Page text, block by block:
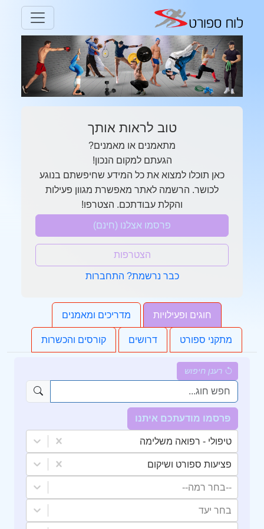
טוב לראות אותך
מתאמנים או מאמנים?
הגעתם למקום הנכון!
כאן תוכלו למצוא את כל המידע שחיפשתם בנוגע
לכושר. הרשמה לאתר מאפשרת מגוון פעילות
והקלת עבודתכם. הצטרפו!
פרסמו אצלנו (חינם)
הצטרפות
כבר נרשמת? התחברות
חוגים ופעילויות מדריכים ומאמנים
מתקני ספורט דרושים קורסים והכשרות
רענן חיפוש
פרסמו מודעתכם איתנו
טיפולי - רפואה משלימה
פציעות ספורט ושיקום
--בחר רמה--
בחר יעד